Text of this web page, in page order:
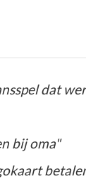
dat
bij oma"